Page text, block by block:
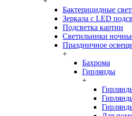
Бактерицидные
Зеркала с LED
Подсветка картин
Светильники
Праздничное
+
Бахрома
Гирлянды
+